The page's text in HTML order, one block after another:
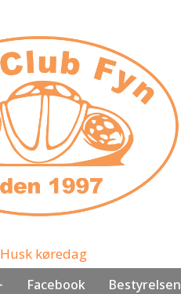
Husk køredag
Facebook Bestyrelsen